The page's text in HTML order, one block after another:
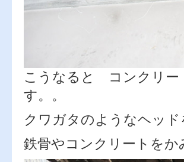
こうなると コンクリー
す。。
クワガタのようなヘッ
鉄骨やコンクリートを